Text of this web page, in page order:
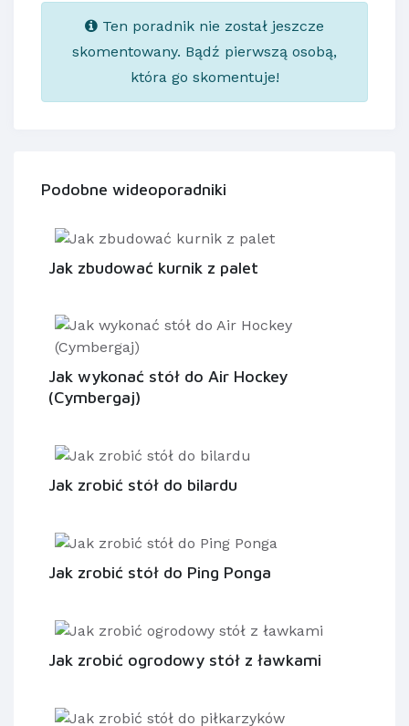
Ten poradnik nie został jeszcze
skomentowany. Bądź pierwszą osobą,
która go skomentuje!
Podobne wideoporadniki
Jak zbudować kurnik z palet
Jak wykonać stół do Air Hockey
(Cymbergaj)
Jak zrobić stół do bilardu
Jak zrobić stół do Ping Ponga
Jak zrobić ogrodowy stół z ławkami